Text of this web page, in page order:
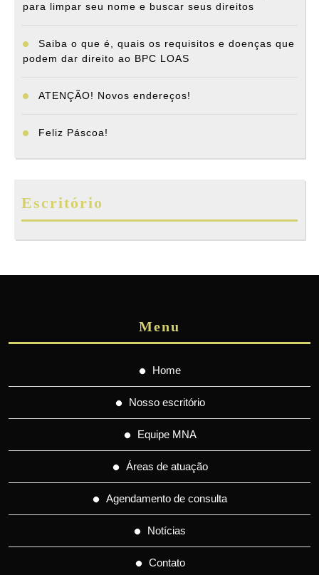
para limpar seu nome e buscar seus direitos
Saiba o que é, quais os requisitos e doenças que
podem dar direito ao BPC LOAS
ATENÇÃO! Novos endereços!
Feliz Páscoa!
Escritório
Menu
Home
Nosso escritório
Equipe MNA
Áreas de atuação
Agendamento de consulta
Notícias
Contato